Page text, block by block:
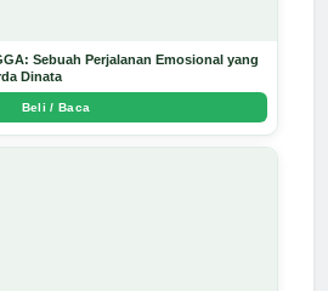
Sebuah Perjalanan Emosional yang
Dinata
Beli / Baca